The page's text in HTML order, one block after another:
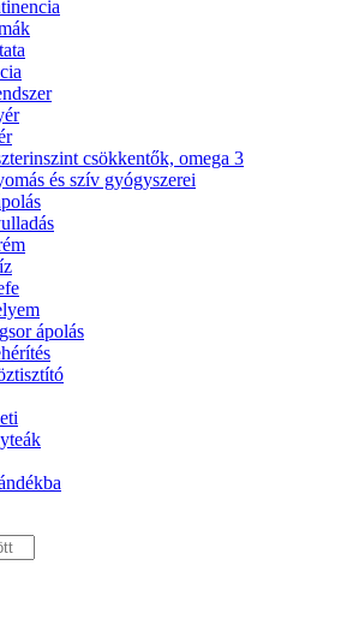
csökkentők, omega 3
és szív gyógyszerei
ápolás